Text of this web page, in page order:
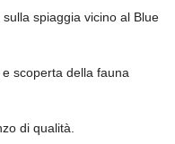
spiaggia vicino al Blue
scoperta della fauna
di qualità.